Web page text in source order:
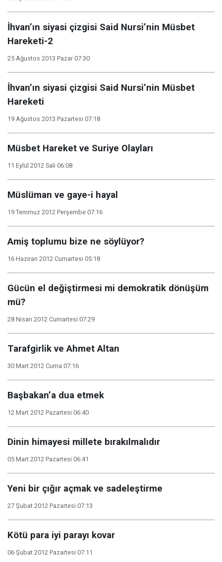
İhvan’ın siyasi çizgisi Said Nursi’nin Müsbet
Hareketi-2
25 Ağustos 2013 Pazar 07:30
İhvan’ın siyasi çizgisi Said Nursi’nin Müsbet
Hareketi
19 Ağustos 2013 Pazartesi 07:18
Müsbet Hareket ve Suriye Olayları
11 Eylül 2012 Salı 06:08
Müslüman ve gaye-i hayal
19 Temmuz 2012 Perşembe 07:16
Amiş toplumu bize ne söylüyor?
16 Haziran 2012 Cumartesi 05:18
Gücün el değiştirmesi mi demokratik dönüşüm
mü?
28 Nisan 2012 Cumartesi 07:29
Tarafgirlik ve Ahmet Altan
30 Mart 2012 Cuma 07:16
Başbakan’a dua etmek
12 Mart 2012 Pazartesi 06:40
Dinin himayesi millete bırakılmalıdır
05 Mart 2012 Pazartesi 06:41
Yeni bir çığır açmak ve sadeleştirme
27 Şubat 2012 Pazartesi 07:13
Kötü para iyi parayı kovar
06 Şubat 2012 Pazartesi 07:11